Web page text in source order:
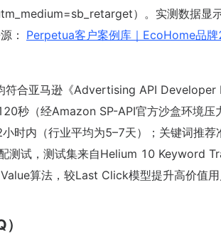
）。实测数据显
： Perpetua客户案例库｜EcoHome品
符合亚马逊《Advertising API Developer
秒（经Amazon SP-API官方沙盒环境
时内（行业平均为5–7天）；关键词推
测试，测试集来自Helium 10 Keyword
算法，较Last Click模型提升高价值